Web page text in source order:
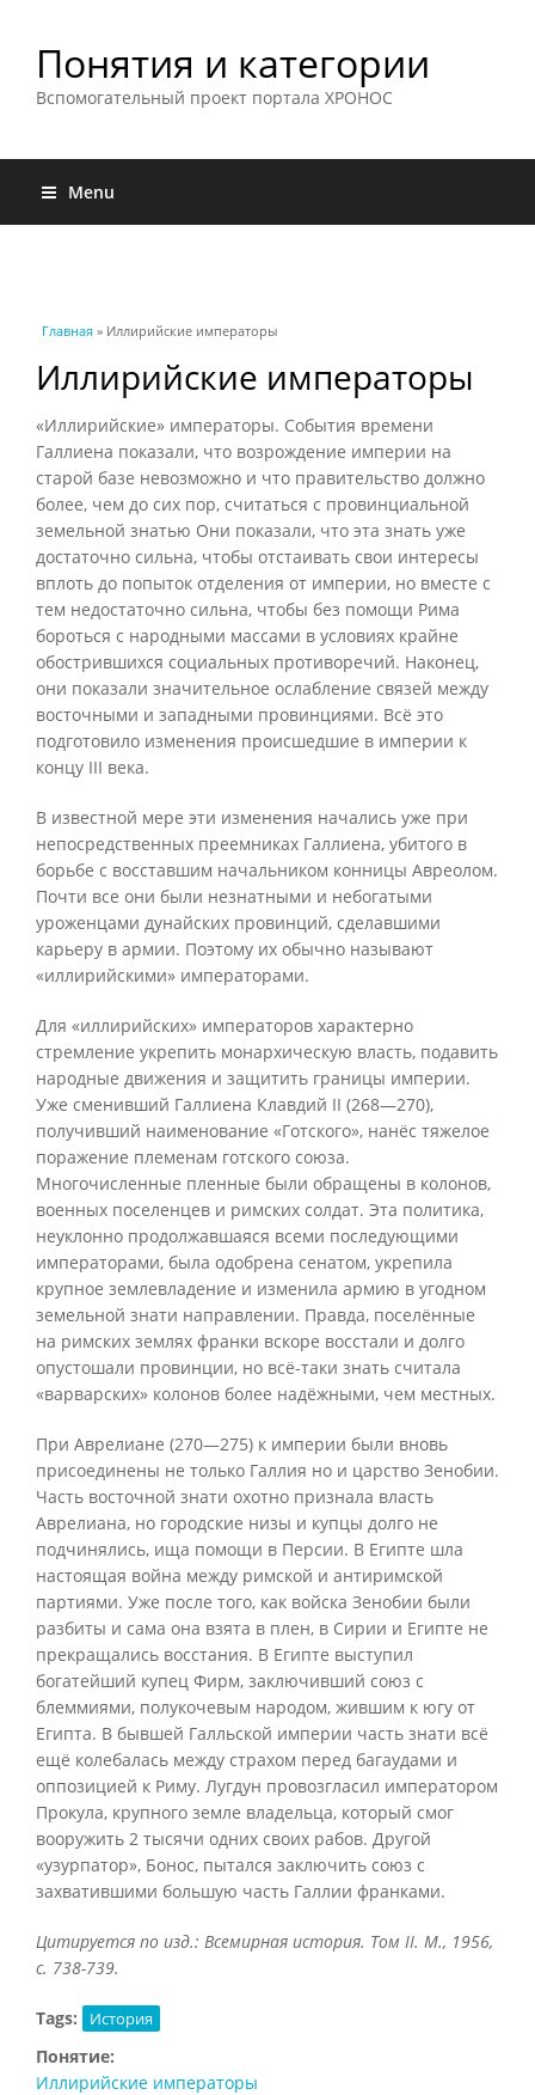
Понятия и категории
Вспомогательный проект портала ХРОНОС
Menu
Вы здесь
Главная » Иллирийские императоры
Иллирийские императоры
«Иллирийские» императоры. События времени
Галлиена показали, что возрождение империи на
старой базе невозможно и что правительство должно
более, чем до сих пор, считаться с провинциальной
земельной знатью Они показали, что эта знать уже
достаточно сильна, чтобы отстаивать свои интересы
вплоть до попыток отделения от империи, но вместе с
тем недостаточно сильна, чтобы без помощи Рима
бороться с народными массами в условиях крайне
обострившихся социальных противоречий. Наконец,
они показали значительное ослабление связей между
восточными и западными провинциями. Всё это
подготовило изменения происшедшие в империи к
концу III века.
В известной мере эти изменения начались уже при
непосредственных преемниках Галлиена, убитого в
борьбе с восставшим начальником конницы Авреолом.
Почти все они были незнатными и небогатыми
уроженцами дунайских провинций, сделавшими
карьеру в армии. Поэтому их обычно называют
«иллирийскими» императорами.
Для «иллирийских» императоров характерно
стремление укрепить монархическую власть, подавить
народные движения и защитить границы империи.
Уже сменивший Галлиена Клавдий II (268—270),
получивший наименование «Готского», нанёс тяжелое
поражение племенам готского союза.
Многочисленные пленные были обращены в колонов,
военных поселенцев и римских солдат. Эта политика,
неуклонно продолжавшаяся всеми последующими
императорами, была одобрена сенатом, укрепила
крупное землевладение и изменила армию в угодном
земельной знати направлении. Правда, поселённые
на римских землях франки вскоре восстали и долго
опустошали провинции, но всё-таки знать считала
«варварских» колонов более надёжными, чем местных.
При Аврелиане (270—275) к империи были вновь
присоединены не только Галлия но и царство Зенобии.
Часть восточной знати охотно признала власть
Аврелиана, но городские низы и купцы долго не
подчинялись, ища помощи в Персии. В Египте шла
настоящая война между римской и антиримской
партиями. Уже после того, как войска Зенобии были
разбиты и сама она взята в плен, в Сирии и Египте не
прекращались восстания. В Египте выступил
богатейший купец Фирм, заключивший союз с
блеммиями, полукочевым народом, жившим к югу от
Египта. В бывшей Галльской империи часть знати всё
ещё колебалась между страхом перед багаудами и
оппозицией к Риму. Лугдун провозгласил императором
Прокула, крупного земле владельца, который смог
вооружить 2 тысячи одних своих рабов. Другой
«узурпатор», Бонос, пытался заключить союз с
захватившими большую часть Галлии франками.
Цитируется по изд.: Всемирная история. Том II. М., 1956,
с. 738-739.
Tags: История
Понятие:
Иллирийские императоры